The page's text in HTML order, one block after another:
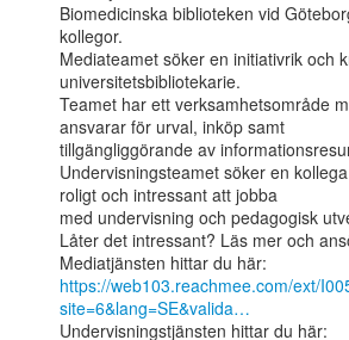
Biomedicinska biblioteken vid
kollegor.
Mediateamet söker en initiativrik och
universitetsbibliotekarie.
Teamet har ett verksamhetsområde
ansvarar för urval, inköp samt
tillgängliggörande av
Undervisningsteamet söker en
roligt och intressant att jobba
med undervisning och pedagogisk
Låter det intressant? Läs mer och
https://web103.reachmee.com/ext/
site=6&lang=SE&valida…